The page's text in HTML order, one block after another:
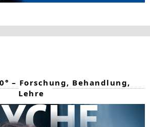
– Forschung, Behandlung,
Lehre